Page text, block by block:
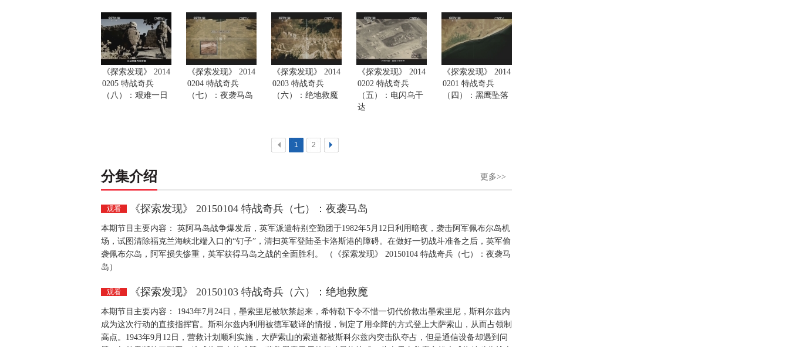
《探索发现》 2014
0205 特战奇兵
（八）：艰难一日
《探索发现》 2014
0204 特战奇兵
（七）：夜袭马岛
《探索发现》 2014
0203 特战奇兵
（六）：绝地救魔
《探索发现》 2014
0202 特战奇兵
（五）：电闪乌干
达
《探索发现》 2014
0201 特战奇兵
（四）：黑鹰坠落
< 1 2 >
分集介绍 更多>>
观看 《探索发现》 20150104 特战奇兵（七）：夜袭马岛
本期节目主要内容： 英阿马岛战争爆发后，英军派遣特别空勤团于1982年5月12日利用暗夜，袭击阿军佩布尔岛机
场，试图清除福克兰海峡北端入口的“钉子”，清扫英军登陆圣卡洛斯港的障碍。在做好一切战斗准备之后，英军偷
袭佩布尔岛，阿军损失惨重，英军获得马岛之战的全面胜利。 （《探索发现》 20150104 特战奇兵（七）：夜袭马
岛）
观看 《探索发现》 20150103 特战奇兵（六）：绝地救魔
本期节目主要内容： 1943年7月24日，墨索里尼被软禁起来，希特勒下令不惜一切代价救出墨索里尼，斯科尔兹内
成为这次行动的直接指挥官。斯科尔兹内利用被德军破译的情报，制定了用伞降的方式登上大萨索山，从而占领制
高点。1943年9月12日，营救计划顺利实施，大萨索山的索道都被斯科尔兹内突击队夺占，但是通信设备却遇到问